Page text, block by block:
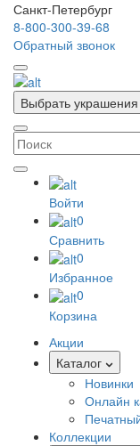
Санкт-Петербург
8-800-300-39-68
Обратный звонок
Выбрать украшения
Войти
0
Сравнить
0
Избранное
0
Корзина
Акции
Каталог
Новинки
Онлайн
Коллекции